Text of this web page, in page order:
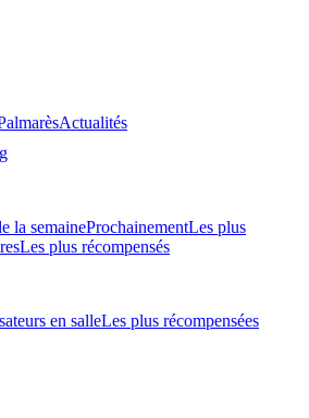
Actualités
la semaineProchainementLes plus
Les plus récompensés
en salleLes plus récompensées